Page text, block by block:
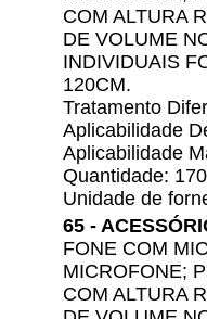
COM ALTURA
DE VOLUME
INDIVIDUAIS
120CM.
Tratamento
Aplicabilidade
Aplicabilidade
Quantidade: 170
Unidade de
65 -
FONE COM
MICROFONE;
COM ALTURA